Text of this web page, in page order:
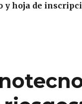
y hoja de